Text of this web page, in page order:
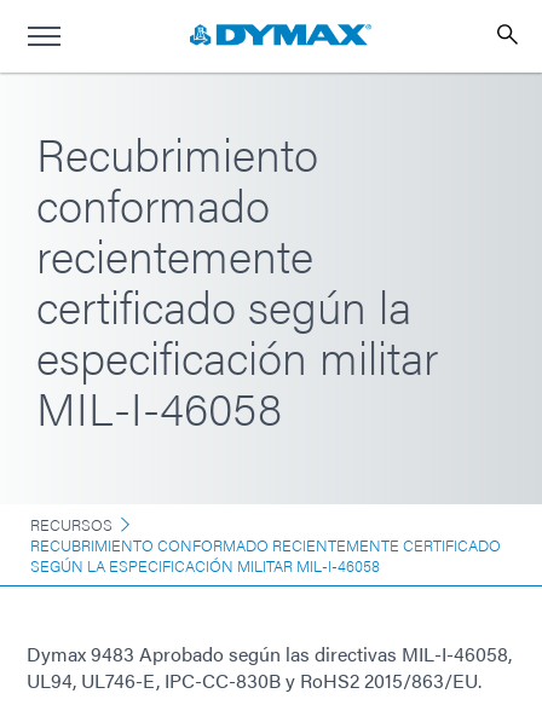
Recubrimiento
conformado
recientemente
certificado según la
especificación militar
MIL-I-46058
RECURSOS
RECUBRIMIENTO CONFORMADO RECIENTEMENTE CERTIFICADO
SEGÚN LA ESPECIFICACIÓN MILITAR MIL-I-46058
Dymax 9483 Aprobado según las directivas MIL-I-46058,
UL94, UL746-E, IPC-CC-830B y RoHS2 2015/863/EU.